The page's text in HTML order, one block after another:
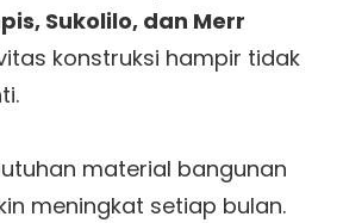
Sukolilo, dan Merr
konstruksi hampir tidak
material bangunan
meningkat setiap bulan.